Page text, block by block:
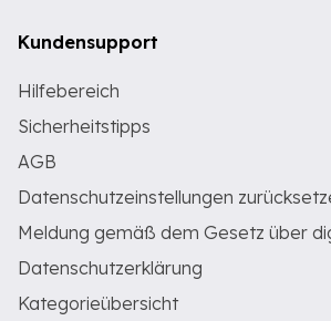
Kundensupport
Hilfebereich
Sicherheitstipps
AGB
Datenschutzeinstellungen
Meldung gemäß dem Gesetz über
Datenschutzerklärung
Kategorieübersicht